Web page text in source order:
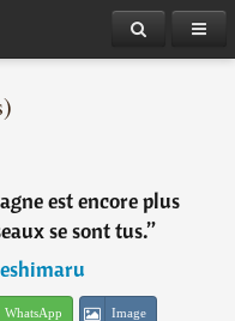
est encore plus
se sont tus.”
WhatsApp Image